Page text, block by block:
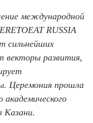
международной
RUSSIA
сильнейших
векторы развития,
Церемония прошла
академического
Казани.